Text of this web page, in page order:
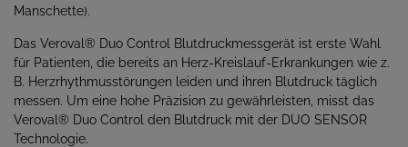
Manschette).
Das Veroval® Duo Control Blutdruckmessgerät ist erste Wahl
für Patienten, die bereits an Herz-Kreislauf-Erkrankungen wie z.
B. Herzrhythmusstörungen leiden und ihren Blutdruck täglich
messen. Um eine hohe Präzision zu gewährleisten, misst das
Veroval® Duo Control den Blutdruck mit der DUO SENSOR
Technologie.